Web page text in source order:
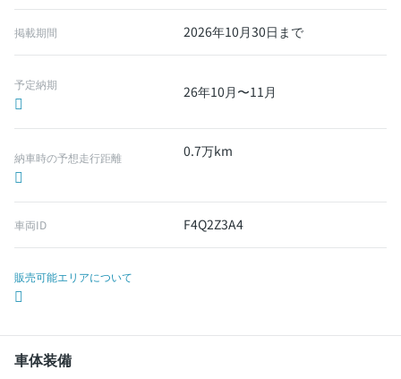
掲載期間 2026年10月30日まで
予定納期 26年10月〜11月
納車時の予想走行距離 0.7万km
車両ID F4Q2Z3A4
販売可能エリアについて
車体装備